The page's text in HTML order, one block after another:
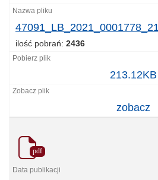
ilość pobrań: 2436
10-
19.pdf
213.12KB
zobacz
pdf